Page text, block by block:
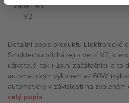
Detailní popis produktu Elektronické
Smoktechu přicházejí s verzí V2,
uživatelé, tak i úplní začátečníci, a to
automatickým výkonem až 60W
automaticky v závislosti na zvoleném
celý popis